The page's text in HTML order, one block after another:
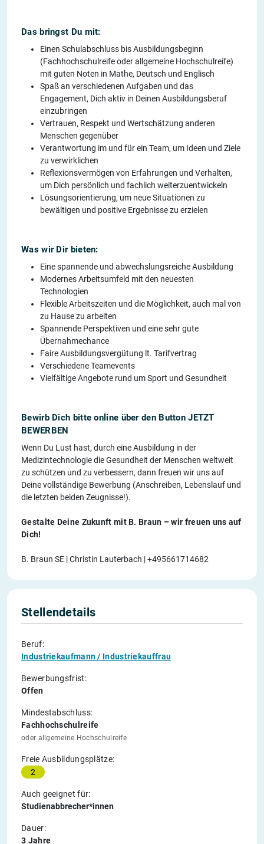
Das bringst Du mit:
Einen Schulabschluss bis Ausbildungsbeginn
(Fachhochschulreife oder allgemeine Hochschulreife)
mit guten Noten in Mathe, Deutsch und Englisch
Spaß an verschiedenen Aufgaben und das
Engagement, Dich aktiv in Deinen Ausbildungsberuf
einzubringen
Vertrauen, Respekt und Wertschätzung anderen
Menschen gegenüber
Verantwortung im und für ein Team, um Ideen und Ziele
zu verwirklichen
Reflexionsvermögen von Erfahrungen und Verhalten,
um Dich persönlich und fachlich weiterzuentwickeln
Lösungsorientierung, um neue Situationen zu
bewältigen und positive Ergebnisse zu erzielen
Was wir Dir bieten:
Eine spannende und abwechslungsreiche Ausbildung
Modernes Arbeitsumfeld mit den neuesten
Technologien
Flexible Arbeitszeiten und die Möglichkeit, auch mal von
zu Hause zu arbeiten
Spannende Perspektiven und eine sehr gute
Übernahmechance
Faire Ausbildungsvergütung lt. Tarifvertrag
Verschiedene Teamevents
Vielfältige Angebote rund um Sport und Gesundheit
Bewirb Dich bitte online über den Button JETZT
BEWERBEN
Wenn Du Lust hast, durch eine Ausbildung in der
Medizintechnologie die Gesundheit der Menschen weltweit
zu schützen und zu verbessern, dann freuen wir uns auf
Deine vollständige Bewerbung (Anschreiben, Lebenslauf und
die letzten beiden Zeugnisse!).
Gestalte Deine Zukunft mit B. Braun – wir freuen uns auf
Dich!
B. Braun SE | Christin Lauterbach | +495661714682
Stellendetails
Beruf:
Industriekaufmann / Industriekauffrau
Bewerbungsfrist:
Offen
Mindestabschluss:
Fachhochschulreife
oder allgemeine Hochschulreife
Freie Ausbildungsplätze:
2
Auch geeignet für:
Studienabbrecher*innen
Dauer:
3 Jahre